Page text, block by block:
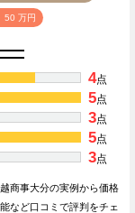
50 万円
4点
5点
3点
5点
3点
商事大分の実例から価格
など口コミで評判をチェ